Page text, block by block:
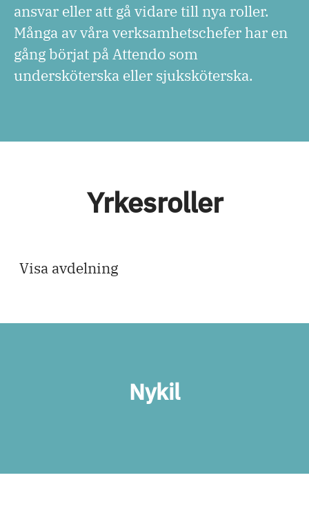
ansvar eller att gå vidare till nya roller.
Många av våra verksamhetschefer har en
gång börjat på Attendo som
undersköterska eller sjuksköterska.
Yrkesroller
Visa avdelning
Nykil